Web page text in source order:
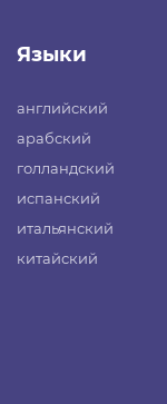
Языки
английский
арабский
голландский
испанский
итальянский
китайский